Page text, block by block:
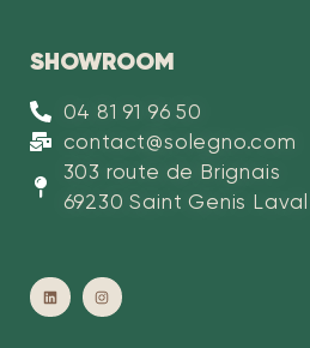
SHOWROOM
04 81 91 96 50
contact@solegno.com
303 route de Brignais
69230 Saint Genis Laval